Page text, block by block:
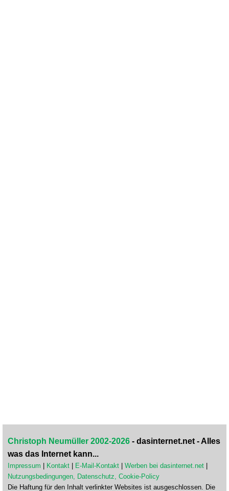
Christoph Neumüller 2002-2026 - dasinternet.net - Alles
was das Internet kann...
Impressum Kontakt E-Mail-Kontakt Werben bei dasinternet.net
Nutzungsbedingungen, Datenschutz, Cookie-Policy
Die Haftung für den Inhalt verlinkter Websites ist ausgeschlossen. Die